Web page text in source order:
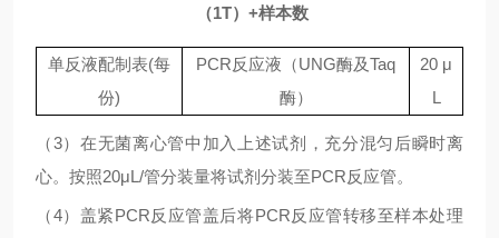
（1T） +样本数
单反液配制表(每
份)
PCR反应液（UNG酶及Taq
酶）
20 μ
L
（3）在无菌离心管中加入上述试剂，充分混匀后瞬时离
心。按照20μL/管分装量将试剂分装至PCR反应管。
（4）盖紧PCR反应管盖后将PCR反应管转移至样本处理